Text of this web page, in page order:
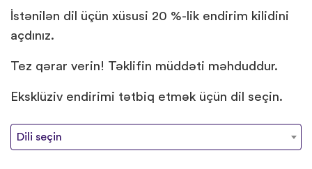
İstənilən dil üçün xüsusi 20 %-lik endirim kilidini
açdınız.
Tez qərar verin! Təklifin müddəti məhduddur.
Eksklüziv endirimi tətbiq etmək üçün dil seçin.
Dili seçin